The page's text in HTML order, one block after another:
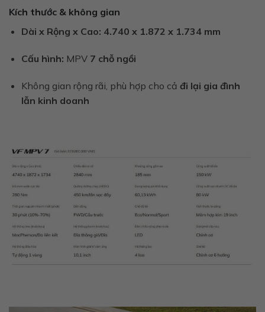
Kích thước & không gian
Dài x Rộng x Cao: 4.740 x 1.872 x 1.734 mm
Cấu hình: MPV 7 chỗ ngồi
Không gian rộng rãi, phù hợp cho cả đi lại gia đình
lẫn kinh doanh